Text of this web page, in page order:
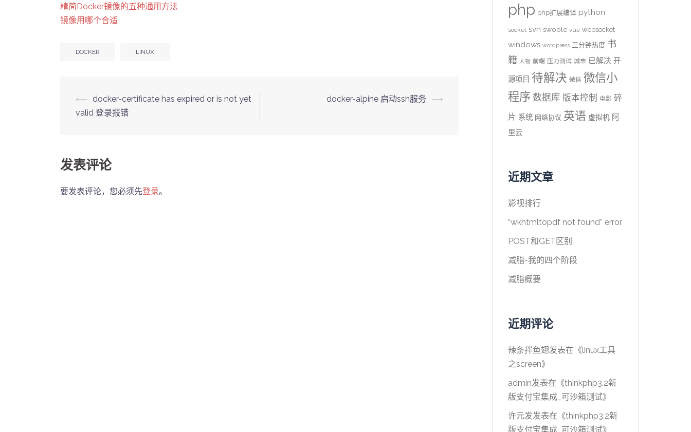
精简Docker镜像的五种通用方法
镜像用哪个合适
DOCKER LINUX
Post
⟵
docker-certificate has expired or is not yet
valid 登录报错
docker-alpine 启动ssh服务 ⟶
发表评论
要发表评论，您必须先登录。
php php扩展编译 python
socket svn swoole vue websocket
windows wordpress 三分钟热度 书
籍 人物 前端 压力测试 城市 已解决 开
源项目 待解决 微信 微信小
程序 数据库 版本控制 电影 碎
片 系统 网络协议 英语 虚拟机 阿
里云
近期文章
影视排行
“wkhtmltopdf not found” error
POST和GET区别
减脂-我的四个阶段
减脂概要
近期评论
辣条拌鱼翅发表在《linux工具
之screen》
admin发表在《thinkphp3.2新
版支付宝集成_可沙箱测试》
许元发发表在《thinkphp3.2新
版支付宝集成_可沙箱测试》